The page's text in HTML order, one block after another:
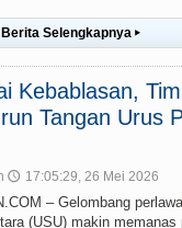
Berita Selengkapnya ▸
Kebablasan,
Tangan Urus
🕔 17:05:29, 26 Mei 2026
– Gelombang
(USU) makin